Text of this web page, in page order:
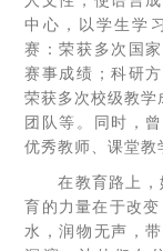
中心，以学生学
赛：荣获多次国
赛事成绩；科研
荣获多次校级教学
团队等。同时，
优秀教师、课堂教
在教育路上
育的力量在于改
水，润物无声，